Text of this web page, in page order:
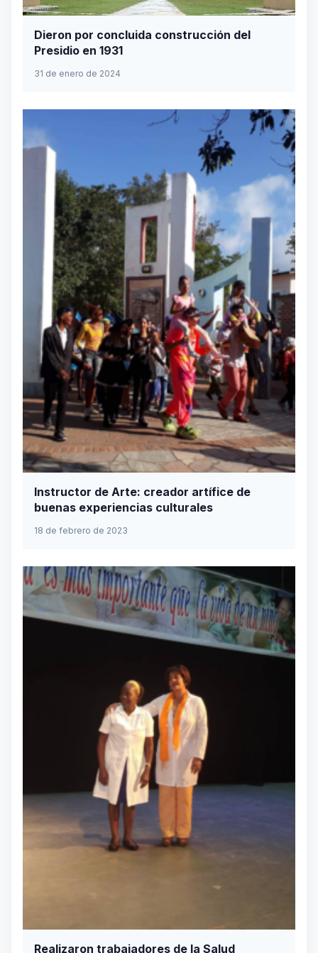
Dieron por concluida construcción del
Presidio en 1931
31 de enero de 2024
Instructor de Arte: creador artífice de
buenas experiencias culturales
18 de febrero de 2023
Realizaron trabajadores de la Salud